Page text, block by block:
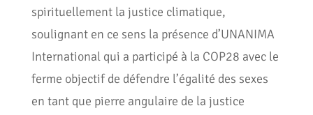
spirituellement la justice climatique,
soulignant en ce sens la présence d’UNANIMA
International qui a participé à la COP28 avec le
ferme objectif de défendre l’égalité des sexes
en tant que pierre angulaire de la justice